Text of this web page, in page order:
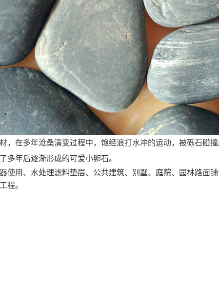
，在多年沧桑演变过程中，饱经浪打水冲的运动，被砾石碰
多年后逐渐形成的可爱小卵石。
使用、水处理滤料垫层、公共建筑、别墅、庭院、园林路面
程。